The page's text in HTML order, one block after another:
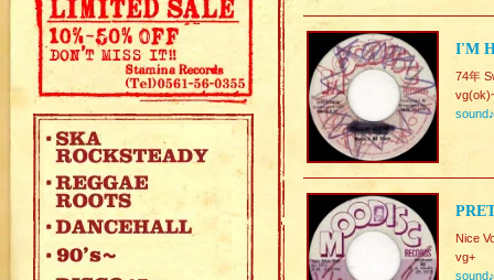
I'M
74年
sound♪
Nice
vg+
sound♪